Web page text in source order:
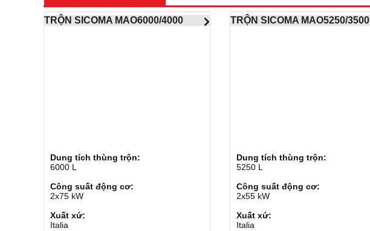
TRỘN SICOMA MAO6000/4000
Dung tích thùng trộn:
6000 L
Công suất động cơ:
2x75 kW
Xuất xứ:
Italia
TRỘN SICOMA MAO5250/3500
Dung tích thùng trộn:
5250 L
Công suất động cơ:
2x55 kW
Xuất xứ:
Italia